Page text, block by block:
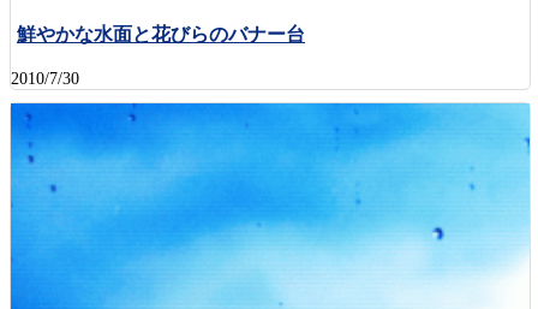
鮮やかな水面と花びらのバナー台
2010/7/30